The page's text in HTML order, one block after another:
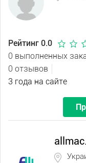
Рейтинг 0.0
0 выполненных
0 отзывов
3 года на сайте